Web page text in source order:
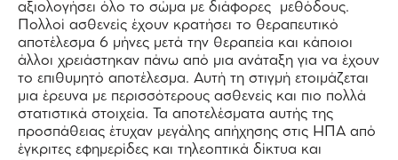
αξιολογήσει όλο το σώμα με διάφορες μεθόδους.
Πολλοί ασθενείς έχουν κρατήσει το θεραπευτικό
αποτέλεσμα 6 μήνες μετά την θεραπεία και κάποιοι
άλλοι χρειάστηκαν πάνω από μια ανάταξη για να έχουν
το επιθυμητό αποτέλεσμα. Αυτή τη στιγμή ετοιμάζεται
μια έρευνα με περισσότερους ασθενείς και πιο πολλά
στατιστικά στοιχεία. Τα αποτελέσματα αυτής της
προσπάθειας έτυχαν μεγάλης απήχησης στις ΗΠΑ από
έγκριτες εφημερίδες και τηλεοπτικά δίκτυα και